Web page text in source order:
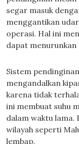
segar masuk
menggantikan
operasi. Hal ini
dapat
Sistem
mengandalkan
karena tidak
ini membuat suhu
dalam waktu
wilayah seperti
lembap.